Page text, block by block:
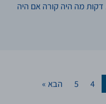
שמנווט את חייך זמן קריאה: 11 דקות מה היה קורה אם היה
4
5 הבא »